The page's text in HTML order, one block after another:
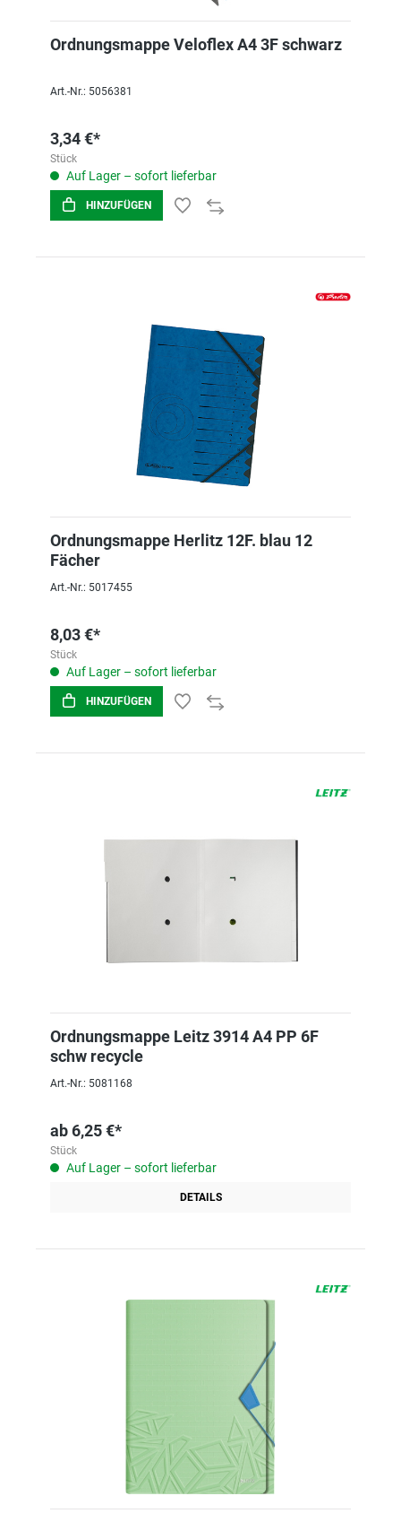
Ordnungsmappe Veloflex A4 3F schwarz
Art.-Nr.: 5056381
3,34 €*
Stück
Auf Lager – sofort lieferbar
HINZUFÜGEN
Ordnungsmappe Herlitz 12F. blau 12
Fächer
Art.-Nr.: 5017455
8,03 €*
Stück
Auf Lager – sofort lieferbar
HINZUFÜGEN
Ordnungsmappe Leitz 3914 A4 PP 6F
schw recycle
Art.-Nr.: 5081168
ab6,25 €*
Stück
Auf Lager – sofort lieferbar
DETAILS